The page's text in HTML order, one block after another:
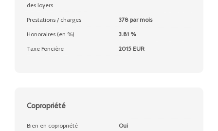
des loyers
Prestations / charges
378 par mois
Honoraires (en %)
3.81 %
Taxe Foncière
2015 EUR
Copropriété
Bien en copropriété
Oui